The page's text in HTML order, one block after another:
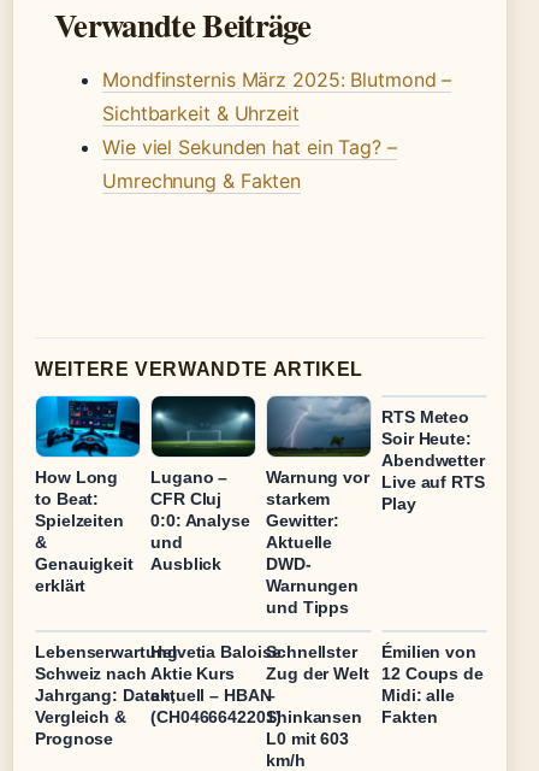
Verwandte Beiträge
Mondfinsternis März 2025: Blutmond –
Sichtbarkeit & Uhrzeit
Wie viel Sekunden hat ein Tag? –
Umrechnung & Fakten
WEITERE VERWANDTE ARTIKEL
How Long
to Beat:
Spielzeiten
&
Genauigkeit
erklärt
Lugano –
CFR Cluj
0:0: Analyse
und
Ausblick
Warnung vor
starkem
Gewitter:
Aktuelle
DWD-
Warnungen
und Tipps
RTS Meteo
Soir Heute:
Abendwetter
Live auf RTS
Play
Lebenserwartung
Schweiz nach
Jahrgang: Daten,
Vergleich &
Prognose
Helvetia Baloise
Aktie Kurs
aktuell – HBAN
(CH0466642201)
Schnellster
Zug der Welt
–
Shinkansen
L0 mit 603
km/h
Émilien von
12 Coups de
Midi: alle
Fakten